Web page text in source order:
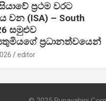
ප්‍රථම වරට
වන (ISA) – South
සමුළුව
ප්‍රධානත්වයෙන්
editor